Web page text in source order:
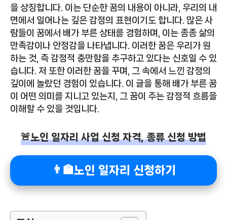
을 상징합니다. 이는 단순한 꿈의 내용이 아니라, 우리의 내
면에서 일어나는 깊은 감정의 표현이기도 합니다. 많은 사
람들이 꿈에서 배가 부른 상태를 경험하며, 이는 종종 삶의
만족감이나 안정감을 나타냅니다. 이러한 꿈은 우리가 원
하는 것, 즉 감정적 충만함을 추구하고 있다는 신호일 수 있
습니다. 저 또한 이러한 꿈을 꾸며, 그 속에서 느낀 감정의
깊이에 놀랐던 경험이 있습니다. 이 글을 통해 배가 부른 꿈
이 어떤 의미를 지니고 있는지, 그 꿈이 주는 감정적 흐름을
이해할 수 있을 것입니다.
🚨노인 일자리 사업 신청 자격, 종류 신청 방법
👨‍🏫노인 일자리 신청하기